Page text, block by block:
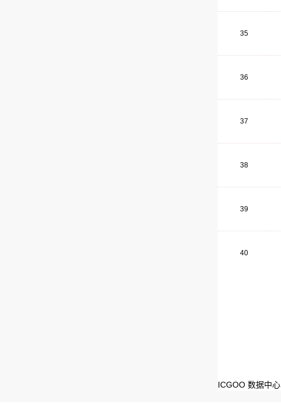
35
36
37
38
39
40
ICGOO 数据中心